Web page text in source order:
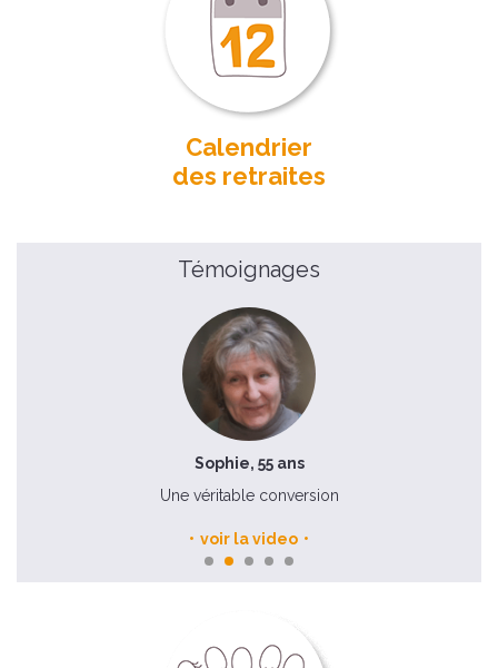
Calendrier
des retraites
Témoignages
Sophie, 55 ans
Une véritable conversion
voir la video